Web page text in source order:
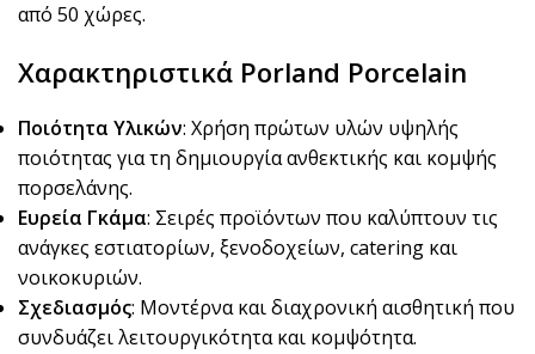
από 50 χώρες.
Χαρακτηριστικά Porland Porcelain
Ποιότητα Υλικών: Χρήση πρώτων υλών υψηλής
ποιότητας για τη δημιουργία ανθεκτικής και κομψής
πορσελάνης.
Ευρεία Γκάμα: Σειρές προϊόντων που καλύπτουν τις
ανάγκες εστιατορίων, ξενοδοχείων, catering και
νοικοκυριών.
Σχεδιασμός: Μοντέρνα και διαχρονική αισθητική που
συνδυάζει λειτουργικότητα και κομψότητα.